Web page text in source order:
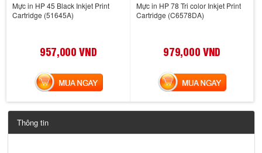
Mực in HP 45 Black Inkjet Print
Cartridge (51645A)
957,000 VND
MUA NGAY
Mực in HP 78 Tri color Inkjet Print
Cartridge (C6578DA)
979,000 VND
MUA NGAY
Thông tin